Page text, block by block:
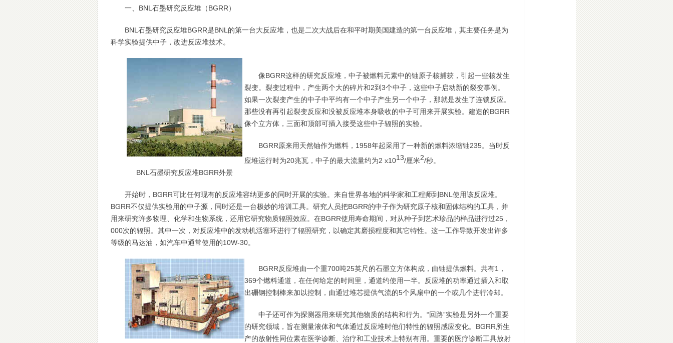
一、BNL石墨研究反应堆（BGRR）
BNL石墨研究反应堆BGRR是BNL的第一台大反应堆，也是二次大战后在和平时期美国建造的第一台反应堆，其主要任务是为
科学实验提供中子，改进反应堆技术。
BNL石墨研究反应堆BGRR外景
像BGRR这样的研究反应堆，中子被燃料元素中的铀原子核捕获，引起一些核发生
裂变。裂变过程中，产生两个大的碎片和2到3个中子，这些中子启动新的裂变事例。
如果一次裂变产生的中子中平均有一个中子产生另一个中子，那就是发生了连锁反应。
那些没有再引起裂变反应和没被反应堆本身吸收的中子可用来开展实验。建造的BGRR
像个立方体，三面和顶部可插入接受这些中子辐照的实验。
BGRR原来用天然铀作为燃料，1958年起采用了一种新的燃料浓缩铀235。当时反
应堆运行时为20兆瓦，中子的最大流量约为2 x1013/厘米2/秒。
开始时，BGRR可比任何现有的反应堆容纳更多的同时开展的实验。来自世界各地的科学家和工程师到BNL使用该反应堆。
BGRR不仅提供实验用的中子源，同时还是一台极妙的培训工具。研究人员把BGRR的中子作为研究原子核和固体结构的工具，并
用来研究许多物理、化学和生物系统，还用它研究物质辐照效应。在BGRR使用寿命期间，对从种子到艺术珍品的样品进行过25，
000次的辐照。其中一次，对反应堆中的发动机活塞环进行了辐照研究，以确定其磨损程度和其它特性。这一工作导致开发出许多
等级的马达油，如汽车中通常使用的10W-30。
BGRR反应堆由一个重700吨25英尺的石墨立方体构成，由铀提供燃料。共有1，
369个燃料通道，在任何给定的时间里，通道约使用一半。反应堆的功率通过插入和取
出硼钢控制棒来加以控制，由通过堆芯提供气流的5个风扇中的一个或几个进行冷却。
中子还可作为探测器用来研究其他物质的结构和行为。“回路”实验是另外一个重要
的研究领域，旨在测量液体和气体通过反应堆时他们特性的辐照感应变化。BGRR所生
产的放射性同位素在医学诊断、治疗和工业技术上特别有用。重要的医疗诊断工具放射